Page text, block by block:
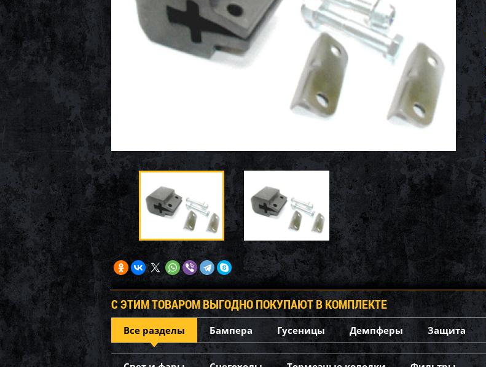
С ЭТИМ ТОВАРОМ ВЫГОДНО ПОКУПАЮТ В КОМПЛЕКТЕ
Все разделы Бампера Гусеницы Демпферы Защита